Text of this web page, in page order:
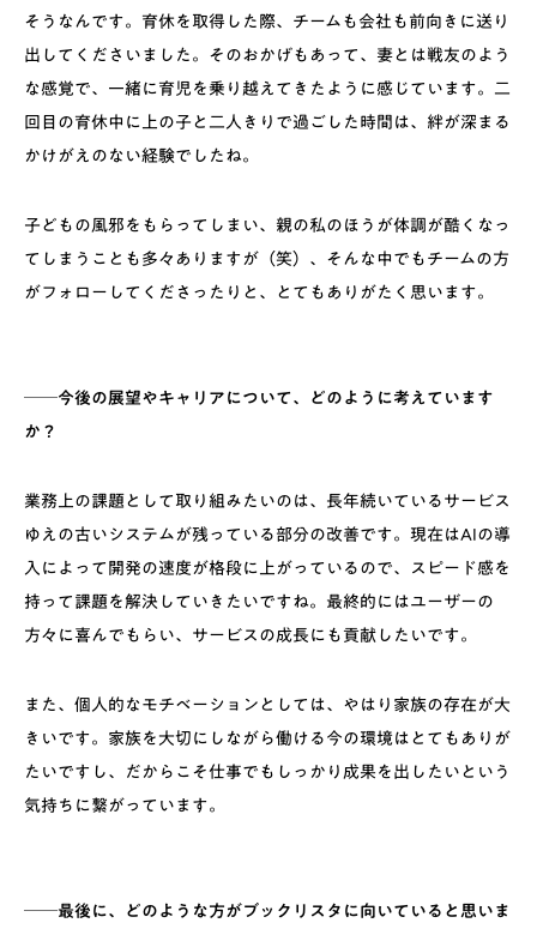
そうなんです。育休を取得した際、チームも会社も前向きに送り
出してくださいました。そのおかげもあって、妻とは戦友のよう
な感覚で、一緒に育児を乗り越えてきたように感じています。二
回目の育休中に上の子と二人きりで過ごした時間は、絆が深まる
かけがえのない経験でしたね。
子どもの風邪をもらってしまい、親の私のほうが体調が酷くなっ
てしまうことも多々ありますが（笑）、そんな中でもチームの方
がフォローしてくださったりと、とてもありがたく思います。
──今後の展望やキャリアについて、どのように考えています
か？
業務上の課題として取り組みたいのは、長年続いているサービス
ゆえの古いシステムが残っている部分の改善です。現在はAIの導
入によって開発の速度が格段に上がっているので、スピード感を
持って課題を解決していきたいですね。最終的にはユーザーの
方々に喜んでもらい、サービスの成長にも貢献したいです。
また、個人的なモチベーションとしては、やはり家族の存在が大
きいです。家族を大切にしながら働ける今の環境はとてもありが
たいですし、だからこそ仕事でもしっかり成果を出したいという
気持ちに繋がっています。
──最後に、どのような方がブックリスタに向いていると思いま